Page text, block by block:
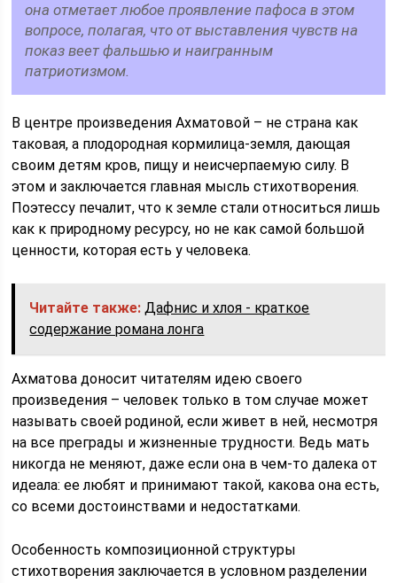
она отметает любое проявление пафоса в этом
вопросе, полагая, что от выставления чувств на
показ веет фальшью и наигранным
патриотизмом.
В центре произведения Ахматовой – не страна как
таковая, а плодородная кормилица-земля, дающая
своим детям кров, пищу и неисчерпаемую силу. В
этом и заключается главная мысль стихотворения.
Поэтессу печалит, что к земле стали относиться лишь
как к природному ресурсу, но не как самой большой
ценности, которая есть у человека.
Читайте также: Дафнис и хлоя - краткое
содержание романа лонга
Ахматова доносит читателям идею своего
произведения – человек только в том случае может
называть своей родиной, если живет в ней, несмотря
на все преграды и жизненные трудности. Ведь мать
никогда не меняют, даже если она в чем-то далека от
идеала: ее любят и принимают такой, какова она есть,
со всеми достоинствами и недостатками.
Особенность композиционной структуры
стихотворения заключается в условном разделении